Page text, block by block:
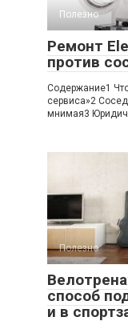
Полезно
Ремонт
против
Содержание1
сервиса»2
мнимая3
Полезно
способ
и в